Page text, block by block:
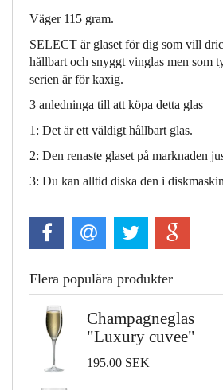
Väger 115 gram.
SELECT är glaset för dig som vill
hållbart och snyggt vinglas men som
serien är för kaxig.
3 anledninga till att köpa detta glas
1: Det är ett väldigt hållbart glas.
2: Den renaste glaset på marknaden
3: Du kan alltid diska den i
Flera populära produkter
Champagneglas
"Luxury cuvee"
195.00 SEK